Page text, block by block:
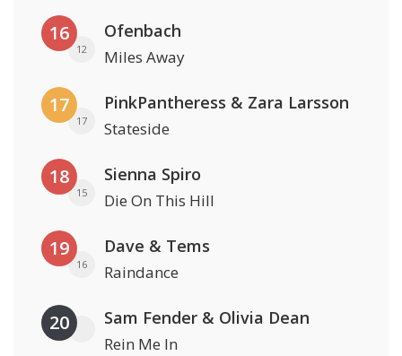
16
12
Ofenbach
Miles Away
17
17
PinkPantheress & Zara Larsson
Stateside
18
15
Sienna Spiro
Die On This Hill
19
16
Dave & Tems
Raindance
20 Sam Fender & Olivia Dean
Rein Me In